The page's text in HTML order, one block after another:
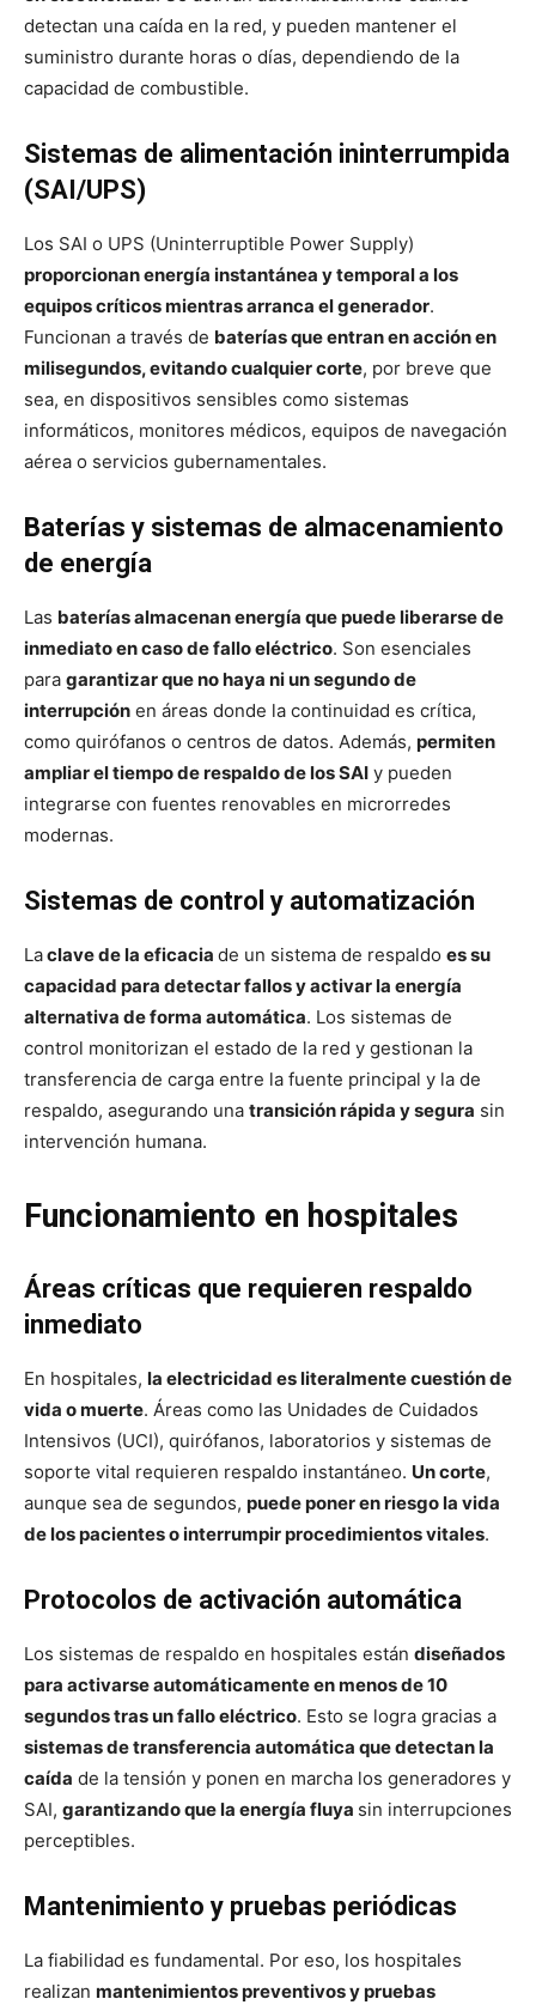
detectan una caída en la red, y pueden mantener el
suministro durante horas o días, dependiendo de la
capacidad de combustible.
Sistemas de alimentación ininterrumpida
(SAI/UPS)
Los SAI o UPS (Uninterruptible Power Supply)
proporcionan energía instantánea y temporal a los
equipos críticos mientras arranca el generador.
Funcionan a través de baterías que entran en acción en
milisegundos, evitando cualquier corte, por breve que
sea, en dispositivos sensibles como sistemas
informáticos, monitores médicos, equipos de navegación
aérea o servicios gubernamentales.
Baterías y sistemas de almacenamiento
de energía
Las baterías almacenan energía que puede liberarse de
inmediato en caso de fallo eléctrico. Son esenciales
para garantizar que no haya ni un segundo de
interrupción en áreas donde la continuidad es crítica,
como quirófanos o centros de datos. Además, permiten
ampliar el tiempo de respaldo de los SAI y pueden
integrarse con fuentes renovables en microrredes
modernas.
Sistemas de control y automatización
Laclave de la eficacia de un sistema de respaldo es su
capacidad para detectar fallos y activar la energía
alternativa de forma automática. Los sistemas de
control monitorizan el estado de la red y gestionan la
transferencia de carga entre la fuente principal y la de
respaldo, asegurando una transición rápida y segura sin
intervención humana.
Funcionamiento en hospitales
Áreas críticas que requieren respaldo
inmediato
En hospitales, la electricidad es literalmente cuestión de
vida o muerte. Áreas como las Unidades de Cuidados
Intensivos (UCI), quirófanos, laboratorios y sistemas de
soporte vital requieren respaldo instantáneo. Un corte,
aunque sea de segundos, puede poner en riesgo la vida
de los pacientes o interrumpir procedimientos vitales.
Protocolos de activación automática
Los sistemas de respaldo en hospitales están diseñados
para activarse automáticamente en menos de 10
segundos tras un fallo eléctrico. Esto se logra gracias a
sistemas de transferencia automática que detectan la
caída de la tensión y ponen en marcha los generadores y
SAI, garantizando que la energía fluya sin interrupciones
perceptibles.
Mantenimiento y pruebas periódicas
La fiabilidad es fundamental. Por eso, los hospitales
realizan mantenimientos preventivos y pruebas